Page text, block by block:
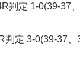
定 1-0(39-37
定 3-0(39-37